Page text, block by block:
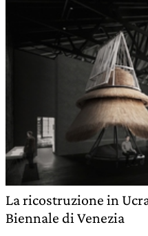
La ricostruzione in
Biennale di Venezia